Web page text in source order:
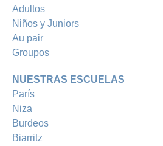
Adultos
Niños y Juniors
Au pair
Groupos
NUESTRAS ESCUELAS
París
Niza
Burdeos
Biarritz